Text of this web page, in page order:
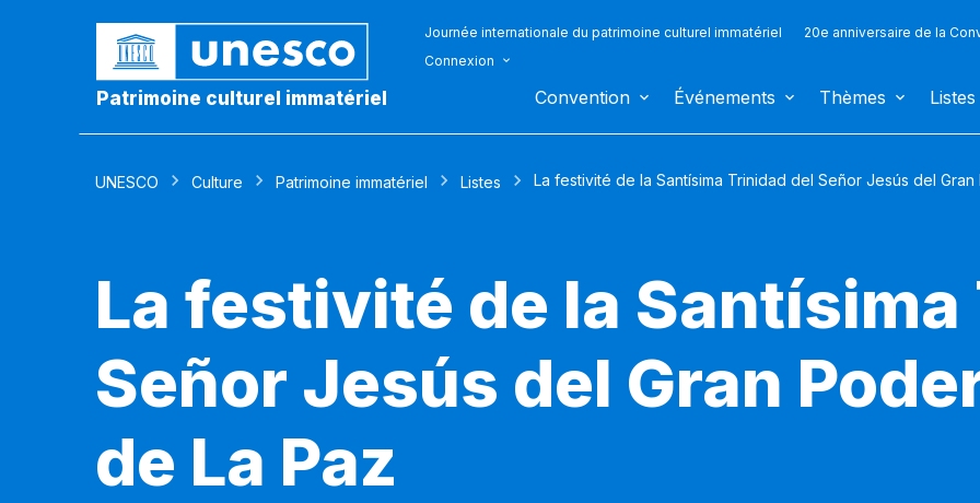
Patrimoine culturel immatériel
Journée internationale du patrimoine culturel immatériel 20e anniversaire de la
Connexion
Convention Événements Thèmes Listes
UNESCO Culture Patrimoine immatériel Listes La festivité de la Santísima Trinidad del Señor Jesús del
La festivité de la
Señor Jesús del Gran
de La Paz